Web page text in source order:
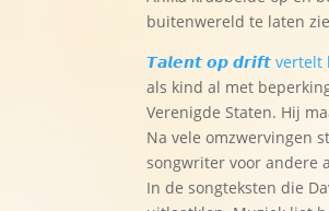
buitenwereld te laten
𝙏𝙖𝙡𝙚𝙣𝙩 𝙤𝙥 𝙙𝙧𝙞𝙛𝙩
als kind al met
Verenigde Staten. Hij
Na vele omzwervingen
songwriter voor andere
In de songteksten die